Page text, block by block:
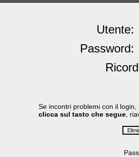
Utente:
Password:
Se incontri problemi con il
clicca sul tasto che segue ,